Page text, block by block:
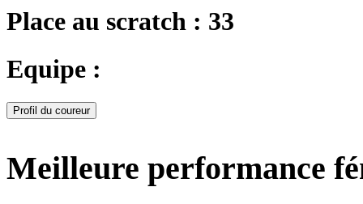
Place au scratch : 33
Equipe :
Profil du coureur
Meilleure performance